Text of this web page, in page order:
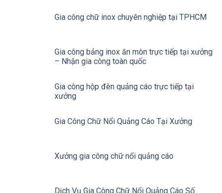
Gia công chữ inox chuyên nghiệp tại TPHCM
Gia công bảng inox ăn mòn trực tiếp tại xưởng
– Nhận gia công toàn quốc
Gia công hộp đèn quảng cáo trực tiếp tại
xưởng
Gia Công Chữ Nổi Quảng Cáo Tại Xưởng
Xưởng gia công chữ nổi quảng cáo
Dịch Vụ Gia Công Chữ Nổi Quảng Cáo Số